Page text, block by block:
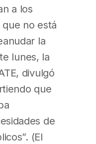
a los
no está
la
lunes, la
divulgó
que
de
(El